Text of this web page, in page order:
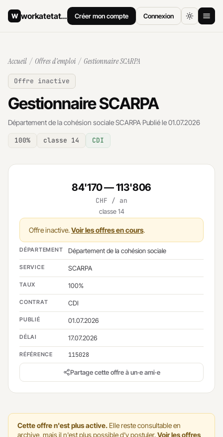
W workatetat
.ch Connexion
Créer mon compte
Archives
Accueil / Offres d'emploi / Gestionnaire SCARPA
Offre inactive
Gestionnaire SCARPA
Département de la cohésion sociale·SCARPA·Publié le 01.07.2026
100% classe 14 CDI
Cette offre n'est plus active. Elle reste consultable en
archive, mais il n'est plus possible d'y postuler.Voir les offres
84'170 — 113'806
CHF / an
classe 14
Offre inactive.Voir les offres en cours.
DÉPARTEMENT Département de la cohésion sociale
SERVICE SCARPA
TAUX 100%
CONTRAT CDI
PUBLIÉ 01.07.2026
DÉLAI 17.07.2026
RÉFÉRENCE 115028
Partage cette offre à un·e ami·e